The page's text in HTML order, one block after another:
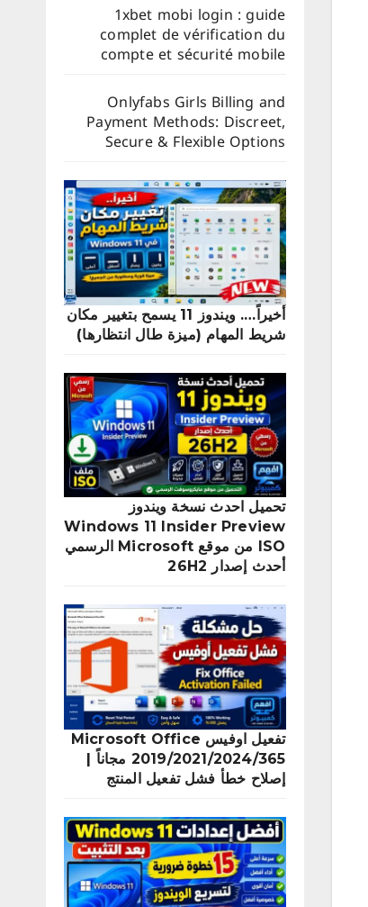
1xbet mobi login : guide
complet de vérification du
compte et sécurité mobile
Onlyfabs Girls Billing and
Payment Methods: Discreet,
Secure & Flexible Options
أخيراً…. ويندوز 11 يسمح بتغيير مكان
شريط المهام (ميزة طال انتظارها)
تحميل احدث نسخة ويندوز
Windows 11 Insider Preview
ISO من موقع Microsoft الرسمي
أحدث إصدار 26H2
تفعيل اوفيس Microsoft Office
2019/2021/2024/365 مجاناً |
إصلاح خطأ فشل تفعيل المنتج